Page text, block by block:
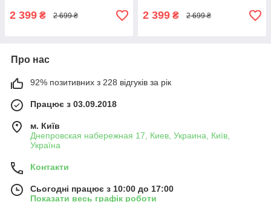
2 399 ₴ 2 699 ₴ 2 399 ₴ 2 699 ₴
Про нас
92% позитивних з 228 відгуків за рік
Працює з 03.09.2018
м. Київ
Днепровская набережная 17, Киев, Украина, Київ,
Україна
Контакти
Сьогодні працює з 10:00 до 17:00
Показати весь графік роботи